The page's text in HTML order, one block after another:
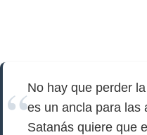
No hay que perder
es un ancla para las
Satanás quiere que